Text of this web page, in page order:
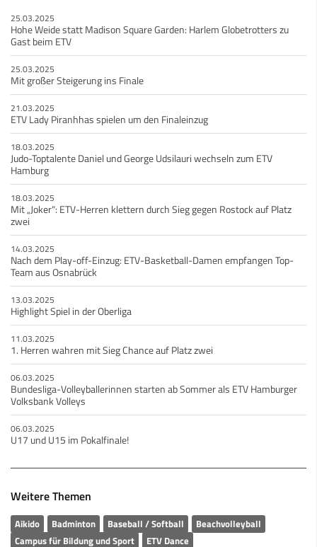
25.03.2025
Hohe Weide statt Madison Square Garden: Harlem Globetrotters zu
Gast beim ETV
25.03.2025
Mit großer Steigerung ins Finale
21.03.2025
ETV Lady Piranhhas spielen um den Finaleinzug
18.03.2025
Judo-Toptalente Daniel und George Udsilauri wechseln zum ETV
Hamburg
18.03.2025
Mit „Joker“: ETV-Herren klettern durch Sieg gegen Rostock auf Platz
zwei
14.03.2025
Nach dem Play-off-Einzug: ETV-Basketball-Damen empfangen Top-
Team aus Osnabrück
13.03.2025
Highlight Spiel in der Oberliga
11.03.2025
1. Herren wahren mit Sieg Chance auf Platz zwei
06.03.2025
Bundesliga-Volleyballerinnen starten ab Sommer als ETV Hamburger
Volksbank Volleys
06.03.2025
U17 und U15 im Pokalfinale!
Weitere Themen
Aikido Badminton Baseball / Softball
Beachvolleyball
Campus für Bildung und Sport
ETV Dance